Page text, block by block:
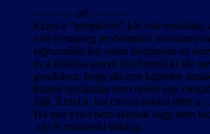
———– off ———–
Ezzel a “telepítővel” kár volt vesződni,
vele (rengeteg problémáról olvastam)
egyszerűbb lett volna bezippelni az
és a leírásba annyit írni bontsd ki ide
gondolom, hogy aki erre képtelen
hiszen egyáltalán nem nehéz egy
fájlt. Ezzel a .bat cuccal sokkal több a
Ha már exe-t nem akartok vagy nem
.zip és mindenki boldog..